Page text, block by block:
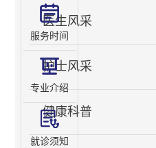
医生风采
护士风采
健康科普
服务时间
专业介绍
就诊须知